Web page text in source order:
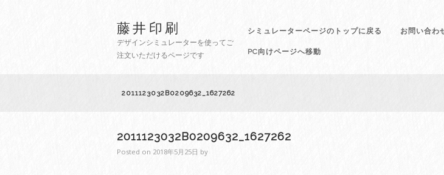
藤井印刷
デザインシミュレーターを使ってご
注文いただけるページです
シミュレーターページのトップに戻る お問い合わ
PC向けページへ移動
2011123032B0209632_1627262
2011123032B0209632_1627262
Posted on 2018年5月25日 by